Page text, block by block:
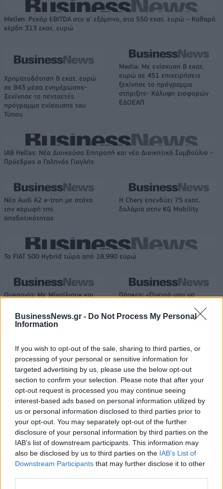
BusinessNews.gr - Do Not Process My Personal
Information
If you wish to opt-out of the sale, sharing to third parties, or
processing of your personal or sensitive information for
targeted advertising by us, please use the below opt-out
section to confirm your selection. Please note that after your
opt-out request is processed you may continue seeing
interest-based ads based on personal information utilized by
us or personal information disclosed to third parties prior to
your opt-out. You may separately opt-out of the further
disclosure of your personal information by third parties on the
IAB’s list of downstream participants. This information may
also be disclosed by us to third parties on the IAB’s List of
Downstream Participants that may further disclose it to other
Metlen: Ρεκόρ EBITDA στο α' εξάμηνο, στα 550 εκατ. ευρώ – Καθαρά
κέρδη 313 εκατ. ευρώ
Χρηματοδότηση 8 εκατ. ευρώ
σε 843 μέσα ενημέρωσης-
Ξεκίνησε το πενταετές
πρόγραμμα ενίσχυσης του
Τύπου
Media: Με ενίσχυση 8 εκατ.
ευρώ σε 451 επιχειρήσεις
ξεκίνησε το πρόγραμμα
στήριξης- Κάλυψη εισφορών
ΕΔΟΕΑΠ
IAB Hellas: Νέα Διοικούσα Επιτροπή και νέο Διοικητικό Συμβούλιο -
Πρόεδρος ο Γαληνός Γιαγλής
Νέο Audi A2 e-tron με στόχο
την κορυφή της
αποδοτικότητας
Η Chery επενδύει 75 εκατ.
δολάρια στην KG Mobility
Το FIAT 500 Hybrid τώρα από 18.990 ευρώ
Ουκρανία: Με Μίχαϊλιουκ και
Πάρκερ: «Όνειρό μου να
Βιλερμπάν» - Η διευκρινιστική
ανάρτηση που έκανε
HELLENiQ ENERGY: Κέρδη 393 εκατ. ευρώ στο α' εξάμηνο – Στα 734
εκατ. ευρώ τα EBITDA
Viohalco: Αυξημένος κατά 14%
ο τζίρος στο α' εξάμηνο, στα 4,3
δισ. ευρώ – Στα 446 εκατ. ευρώ
τα EBITDA
ΥΠΕΘΟΟ: Νέες επενδύσεις 1
δισ. ευρώ ως το 2028 για την
Ενέργεια